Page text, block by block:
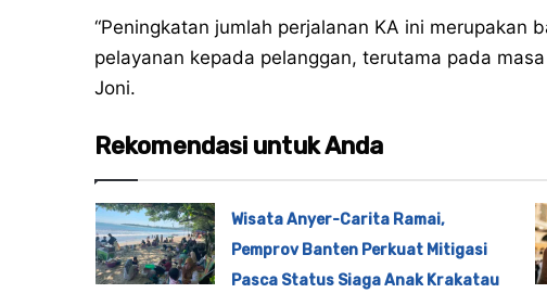
“Peningkatan jumlah perjalanan KA ini merupakan
pelayanan kepada pelanggan, terutama pada
Joni.
Rekomendasi untuk Anda
Wisata Anyer-Carita Ramai,
Pemprov Banten Perkuat Mitigasi
Pasca Status Siaga Anak Krakatau